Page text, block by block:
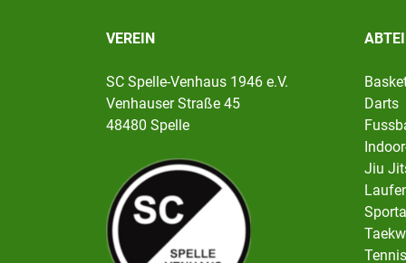
VEREIN
SC Spelle-Venhaus 1946 e.V.
Venhauser Straße 45
48480 Spelle
Darts
Jiu
Tennis